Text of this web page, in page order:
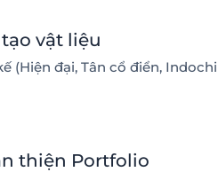
vật liệu
(Hiện đại, Tân cổ điển,
thiện Portfolio